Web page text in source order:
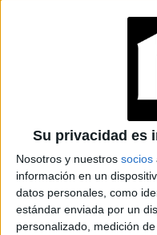
Su privacidad es
Nosotros y nuestros socios
información en un
datos personales, como
estándar enviada por un
personalizado, medición
técnico